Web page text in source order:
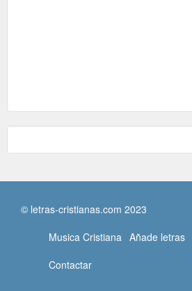
© letras-cristianas.com 2023
Musica Cristiana Añade letras
Contactar